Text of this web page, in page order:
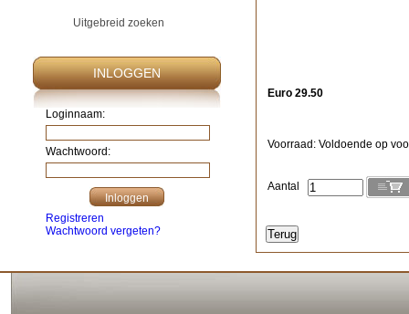
Uitgebreid zoeken
INLOGGEN
Loginnaam:
Wachtwoord:
Registreren
Wachtwoord vergeten?
Euro 29.50
Voorraad: Voldoende op
Aantal